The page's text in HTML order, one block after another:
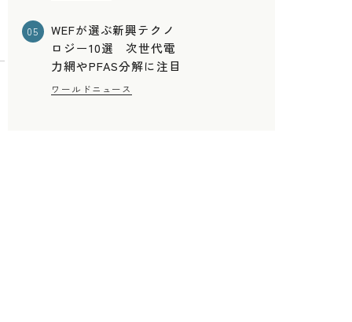
05
WEFが選ぶ新興テクノ
ロジー10選 次世代電
力網やPFAS分解に注目
ワールドニュース